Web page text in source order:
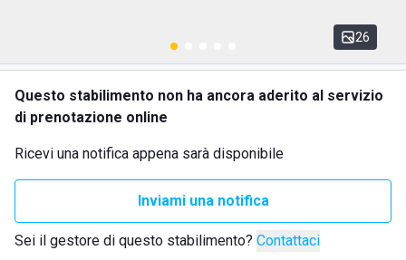
26
Questo stabilimento non ha ancora aderito al servizio
di prenotazione online
Ricevi una notifica appena sarà disponibile
Inviami una notifica
Sei il gestore di questo stabilimento? Contattaci